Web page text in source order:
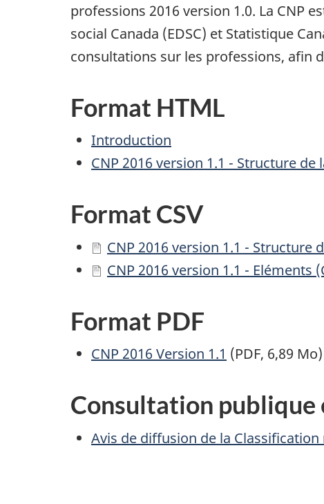
professions 2016 version 1.0. La CNP
social Canada (EDSC) et Statistique
consultations sur les professions, afin
Format HTML
Introduction
CNP 2016 version 1.1 - Structure de
Format CSV
CNP 2016 version 1.1 - Structure
CNP 2016 version 1.1 - Eléments
Format PDF
CNP 2016 Version 1.1 (PDF, 6,89
Consultation publique
Avis de diffusion de la